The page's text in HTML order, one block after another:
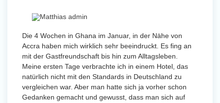
Die 4 Wochen in Ghana im Januar, in der Nähe von
Accra haben mich wirklich sehr beeindruckt. Es fing an
mit der Gastfreundschaft bis hin zum Alltagsleben.
Meine ersten Tage verbrachte ich in einem Hotel, das
natürlich nicht mit den Standards in Deutschland zu
vergleichen war. Aber man hatte sich ja vorher schon
Gedanken gemacht und gewusst, dass man sich auf